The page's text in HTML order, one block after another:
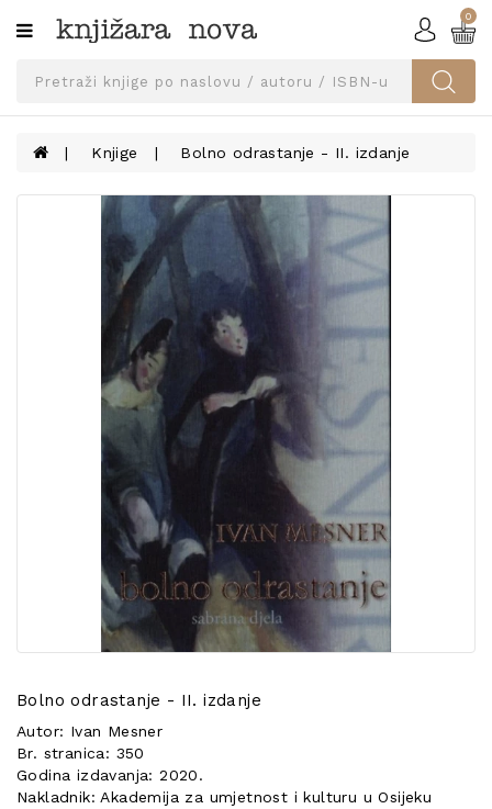
Kategorije
SVEUČILIŠNA
UDŽBENICI
KNJIGE
0
Knjige Bolno odrastanje - II. izdanje
Bolno odrastanje - II. izdanje
Autor: Ivan Mesner
Br. stranica: 350
Godina izdavanja: 2020.
Nakladnik: Akademija za umjetnost i kulturu u Osijeku